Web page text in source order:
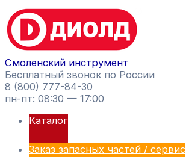
Перейти
к
содержимому
Смоленский инструмент
Бесплатный звонок по России
8 (800) 777-84-30
пн-пт: 08:30 — 17:00
Каталог
Заказ запасных частей / сервис
Поиск
товаров